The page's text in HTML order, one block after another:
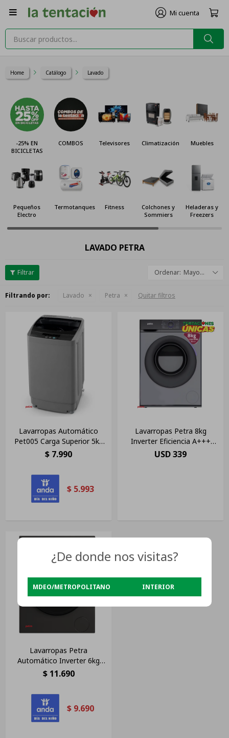

Home Catálogo Lavado
-25% EN
BICICLETAS
COMBOS Televisores Climatización Muebles
Pequeños
Electro
Termotanques Fitness
Colchones y
Sommiers
Heladeras y
Freezers
LAVADO PETRA
Mayor descuento
Filtrando por: Lavado Petra Quitar filtros
Lavarropas Automático
Pet005 Carga Superior 5kg
Color Gris
$ 7.990
$ 5.993
Lavarropas Petra 8kg
Inverter Eficiencia A+++
Color Gris
USD339
Lavarropas Petra
Automático Inverter 6kg
Silver Frontal Gris Oscuro
$ 11.690
$ 9.690
¿De donde nos visitas?
MDEO/METROPOLITANO INTERIOR